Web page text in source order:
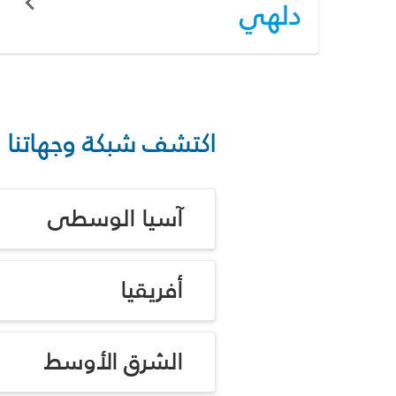
دلهي
اكتشف شبكة وجهاتنا
آسيا الوسطى
أفريقيا
الشرق الأوسط